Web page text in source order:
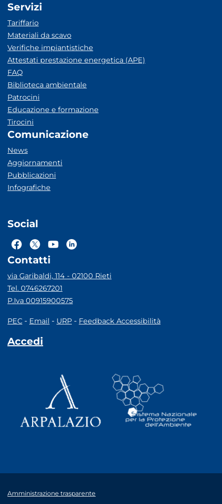
Servizi
Tariffario
Materiali da scavo
Verifiche impiantistiche
Attestati prestazione energetica (APE)
FAQ
Biblioteca ambientale
Patrocini
Educazione e formazione
Tirocini
Comunicazione
News
Aggiornamenti
Pubblicazioni
Infografiche
Social
Contatti
via Garibaldi, 114 - 02100 Rieti
Tel. 0746267201
P.Iva 00915900575
PEC - Email - URP - Feedback Accessibilità
Accedi
Amministrazione trasparente